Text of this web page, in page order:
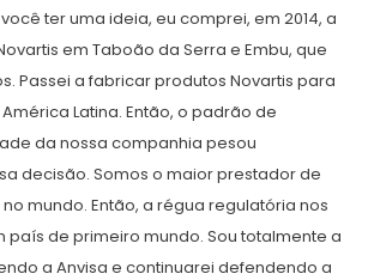
ter uma ideia, eu comprei, em 2014, a
em Taboão da Serra e Embu, que
Passei a fabricar produtos Novartis para
Latina. Então, o padrão de
da nossa companhia pesou
decisão. Somos o maior prestador de
mundo. Então, a régua regulatória nos
país de primeiro mundo. Sou totalmente a
a Anvisa e continuarei defendendo a